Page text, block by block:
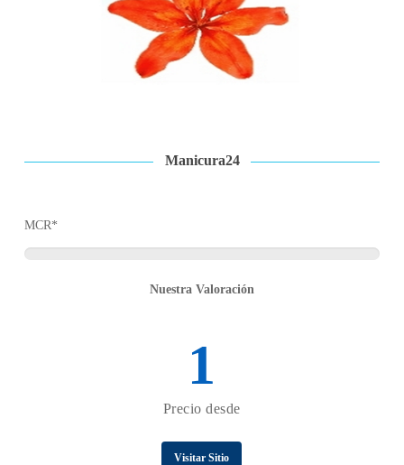
Manicura24
MCR*
Nuestra Valoración
1
Precio desde
Visitar Sitio